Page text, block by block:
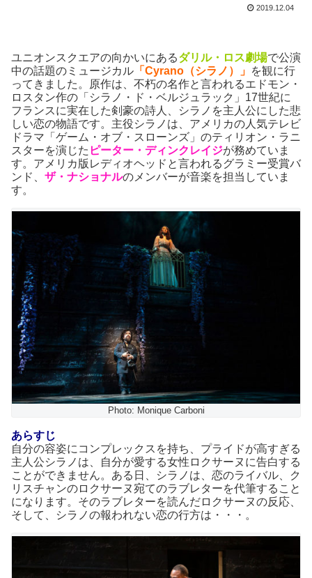
2019.12.04
ユニオンスクエアの向かいにあるダリル・ロス劇場で公演
中の話題のミュージカル 「Cyrano（シラノ）」 を観に行
ってきました。原作は、不朽の名作と言われるエドモン・
ロスタン作の「シラノ・ド・ベルジュラック」17世紀に
フランスに実在した剣豪の詩人、シラノを主人公にした悲
しい恋の物語です。主役シラノは、アメリカの人気テレビ
ドラマ「ゲーム・オブ・スローンズ」のティリオン・ラニ
スターを演じた ピーター・ディンクレイジが務めていま
す。アメリカ版レディオヘッドと言われるグラミー受賞バ
ンド、 ザ・ナショナルのメンバーが音楽を担当していま
す。
Photo: Monique Carboni
あらすじ
自分の容姿にコンプレックスを持ち、プライドが高すぎる
主人公シラノは、自分が愛する女性ロクサーヌに告白する
ことができません。ある日、シラノは、恋のライバル、ク
リスチャンのロクサーヌ宛てのラブレターを代筆すること
になります。そのラブレターを読んだロクサーヌの反応、
そして、シラノの報われない恋の行方は・・・。